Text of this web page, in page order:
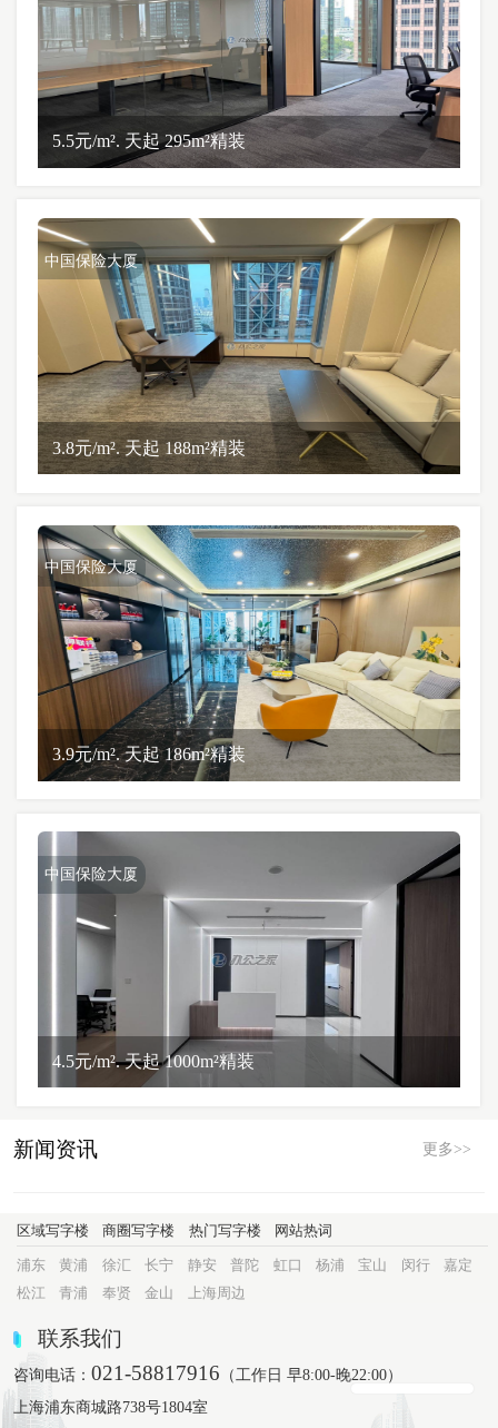
5.5元/m². 天起 295m²精装
中国保险大厦
3.8元/m². 天起 188m²精装
中国保险大厦
3.9元/m². 天起 186m²精装
中国保险大厦
4.5元/m². 天起 1000m²精装
新闻资讯 更多>>
区域写字楼 商圈写字楼 热门写字楼 网站热词
浦东 黄浦 徐汇 长宁 静安 普陀 虹口 杨浦 宝山 闵行
嘉定
松江
青浦 奉贤 金山 上海周边
联系我们
咨询电话：021-58817916 （工作日 早8:00-晚22:00）
上海浦东商城路738号1804室